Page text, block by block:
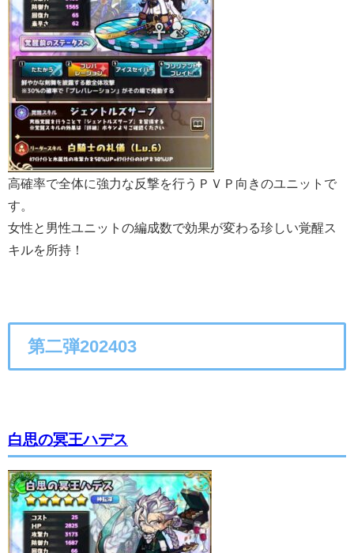
高確率で全体に強力な反撃を行うＰＶＰ向きのユニットで
す。
女性と男性ユニットの編成数で効果が変わる珍しい覚醒ス
キルを所持！
第二弾202403
白思の冥王ハデス